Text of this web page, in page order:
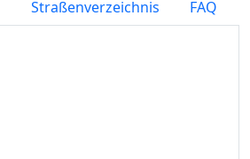
Straßenverzeichnis
FAQ